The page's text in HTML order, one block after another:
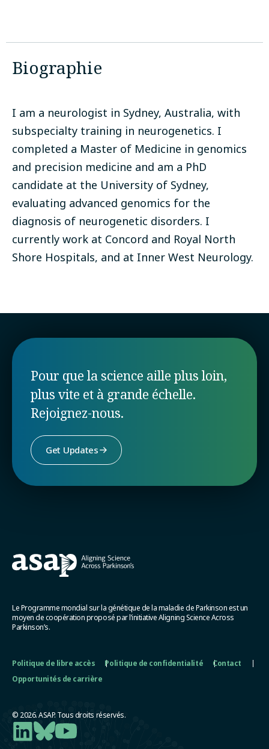
Biographie
I am a neurologist in Sydney, Australia, with
subspecialty training in neurogenetics. I
completed a Master of Medicine in genomics
and precision medicine and am a PhD
candidate at the University of Sydney,
evaluating advanced genomics for the
diagnosis of neurogenetic disorders. I
currently work at Concord and Royal North
Shore Hospitals, and at Inner West Neurology.
Pour que la science aille plus loin,
plus vite et à grande échelle.
Rejoignez-nous.
Get Updates
Le Programme mondial sur la génétique de la maladie de Parkinson est un
moyen de coopération proposé par l’initiative Aligning Science Across
Parkinson’s.
Politique de libre accès Politique de confidentialité
Contact
Opportunités de carrière
© 2026. ASAP. Tous droits réservés.